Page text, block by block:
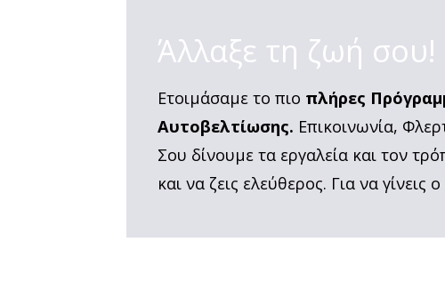
Άλλαξε τη ζωή σου!
Ετοιμάσαμε το πιο πλήρες
Αυτοβελτίωσης. Επικοινωνία,
Σου δίνουμε τα εργαλεία και τον
και να ζεις ελεύθερος. Για να γίνεις